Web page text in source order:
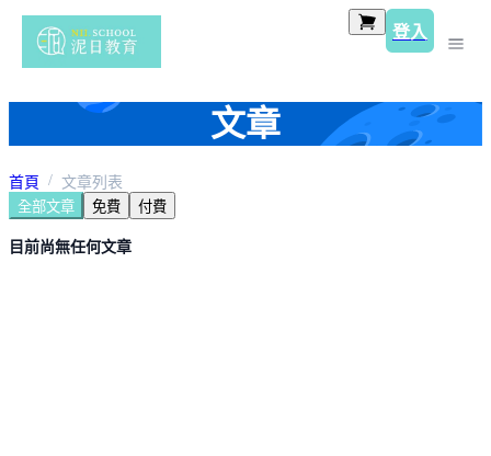
登入
文章
首頁
文章列表
全部文章
免費 付費
目前尚無任何文章